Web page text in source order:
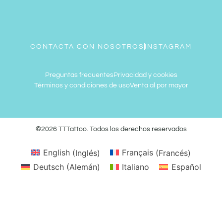
CONTACTA CON NOSOTROS INSTAGRAM
Preguntas frecuentesPrivacidad y cookies
Términos y condiciones de usoVenta al por mayor
©2026 TTTattoo. Todos los derechos reservados
English (Inglés) Français (Francés)
Deutsch(Alemán) Italiano Español